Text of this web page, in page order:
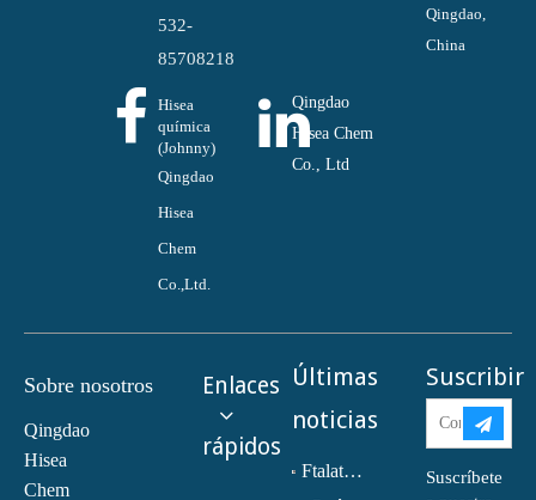
532-
85708218
Qingdao,
China
Hisea
química
(Johnny)
Qingdao
Hisea
Chem
Co.,Ltd.
Qingdao
Hisea Chem
Co., Ltd
Sobre nosotros
Qingdao
Hisea
Chem
Enlaces
rápidos
Últimas
noticias
Ftalato de dioctilo (DOP) CAS NO.:117-81-7
Suscribir
Suscríbete